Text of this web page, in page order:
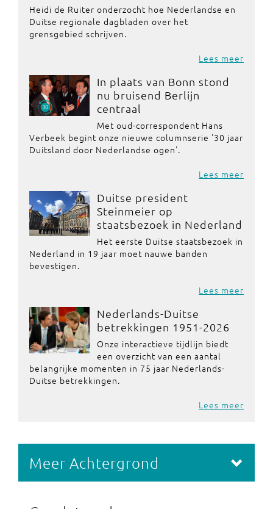
Heidi de Ruiter onderzocht hoe Nederlandse en
Duitse regionale dagbladen over het
grensgebied schrijven.
Lees meer
In plaats van Bonn stond
nu bruisend Berlijn
centraal
Met oud-correspondent Hans
Verbeek begint onze nieuwe columnserie '30 jaar
Duitsland door Nederlandse ogen'.
Lees meer
Duitse president
Steinmeier op
staatsbezoek in Nederland
Het eerste Duitse staatsbezoek in
Nederland in 19 jaar moet nauwe banden
bevestigen.
Lees meer
Nederlands-Duitse
betrekkingen 1951-2026
Onze interactieve tijdlijn biedt
een overzicht van een aantal
belangrijke momenten in 75 jaar Nederlands-
Duitse betrekkingen.
Lees meer
Meer Achtergrond